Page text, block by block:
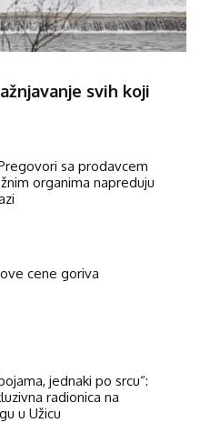
svih koji
sa prodavcem
organima napreduju
cene goriva
jednaki po srcu“:
radionica na
u Užicu